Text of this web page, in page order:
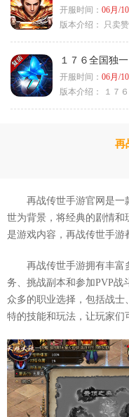
开服时间： 06月/
版本介绍：
只卖
１７６全国独一
开服时间： 06月/
版本介绍：
１７
再
再战传世手游官网是一
世为背景，将经典的剧情
是游戏内容，再战传世手游
再战传世手游拥有丰富
务、挑战副本和参加PVP战
众多的职业选择，包括战士
特的技能和玩法，让玩家们